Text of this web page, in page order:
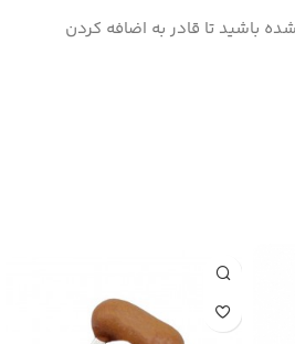
باشید تا قادر به اضافه کردن